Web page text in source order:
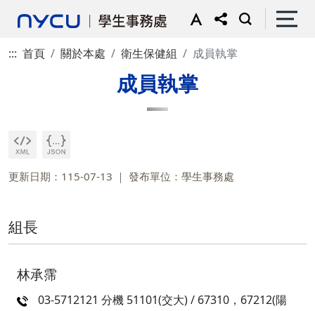
::: 首頁 關於本處 衛生保健組 成員執掌
成員執掌
更新日期：115-07-13 發布單位：學生事務處
組長
林承霈
03-5712121 分機 51101(交大) / 67310，67212(陽